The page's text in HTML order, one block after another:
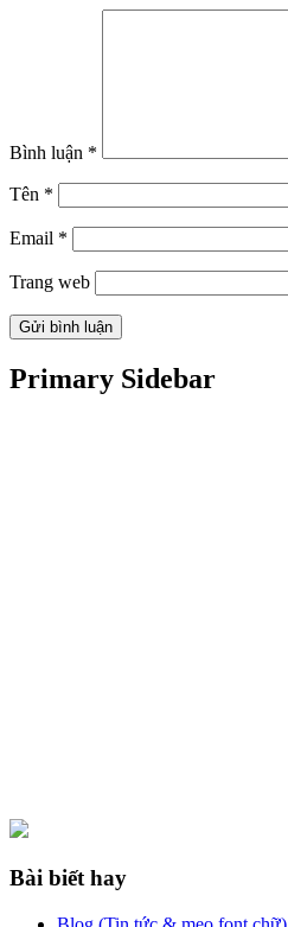
Bình luận *
Tên *
Email *
Trang web
Primary Sidebar
Bài biết hay